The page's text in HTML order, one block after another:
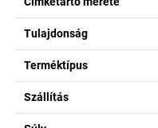
Tulajdonság
Terméktípus
Szállítás